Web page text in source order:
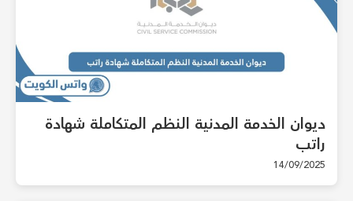
ديوان الخدمة المدنية النظم المتكاملة شهادة
راتب
14/09/2025